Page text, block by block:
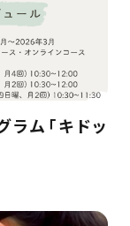
ム「キドッ